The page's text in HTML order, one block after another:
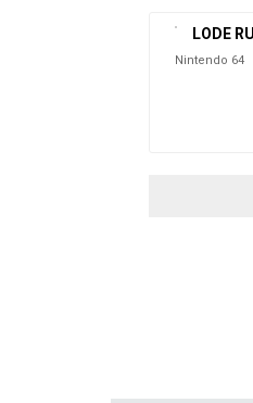
LODE
Nintendo 64